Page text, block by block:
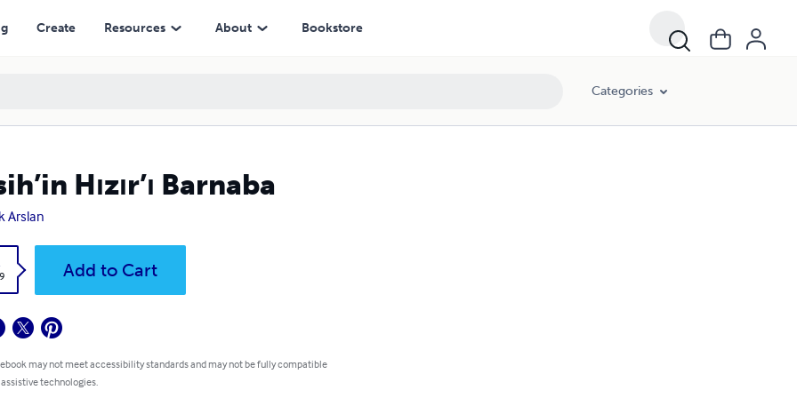
Create Resources About Bookstore
Categories
Hızır’ı Barnaba
Arslan
Add to Cart
may not meet accessibility standards and may not be fully compatible
technologies.